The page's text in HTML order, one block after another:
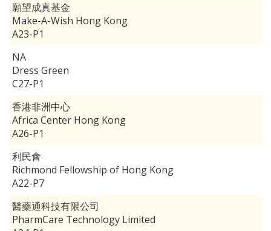
願望成真基金
Make-A-Wish Hong Kong
A23-P1
NA
Dress Green
C27-P1
香港非洲中心
Africa Center Hong Kong
A26-P1
利民會
Richmond Fellowship of Hong Kong
A22-P7
醫藥通科技有限公司
PharmCare Technology Limited